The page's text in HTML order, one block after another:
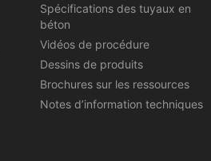
Spécifications des tuyaux en
béton
Vidéos de procédure
Dessins de produits
Brochures sur les ressources
Notes d’information techniques